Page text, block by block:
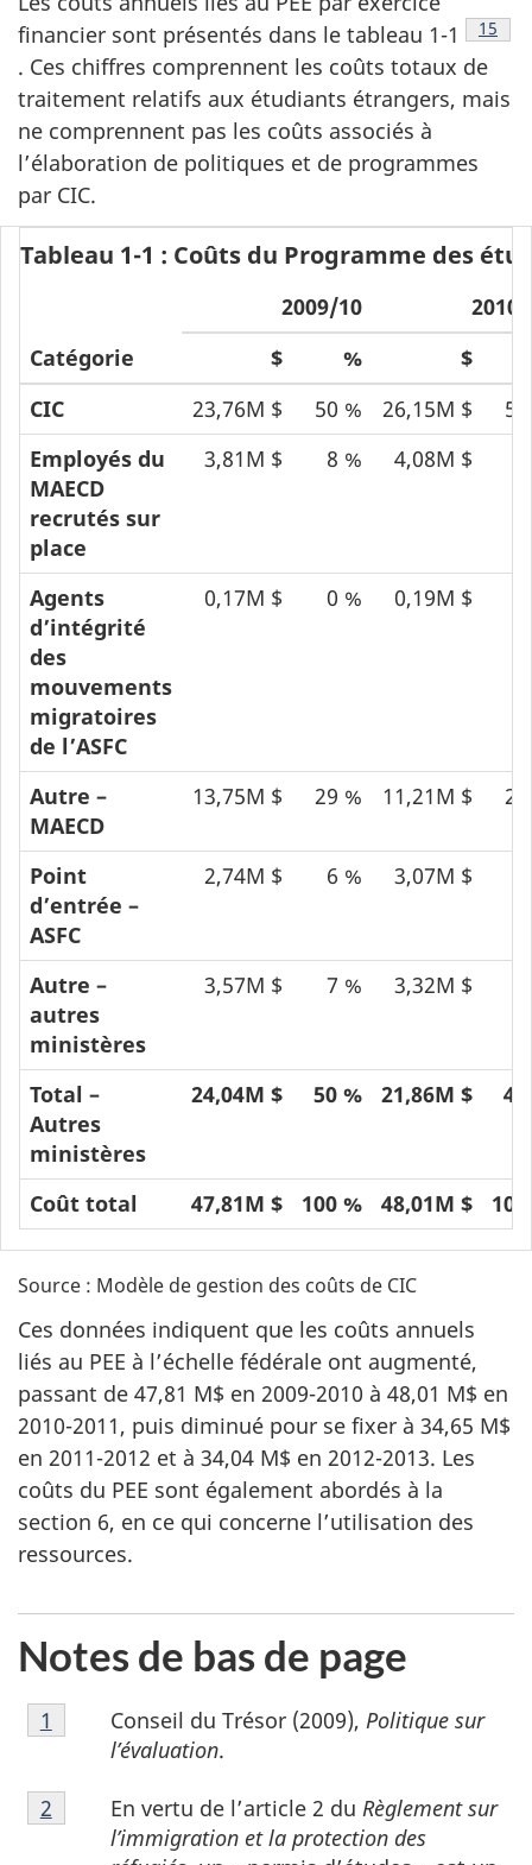
financier sont présentés dans le tableau 1-1
Note
15
. Ces chiffres comprennent les coûts totaux de
traitement relatifs aux étudiants étrangers, mais
ne comprennent pas les coûts associés à
l’élaboration de politiques et de programmes
par CIC.
Tableau 1-1 : Coûts du Programme des
Catégorie
2009/10
$
%
$
CIC
23,76M $ 50 % 26,15M $
Employés du
MAECD
recrutés sur
place
3,81M $ 8 % 4,08M $
Agents
d’intégrité
des
mouvements
migratoires
de l’ASFC
0,17M $ 0 % 0,19M $
Autre –
MAECD
13,75M $ 29 % 11,21M $
Point
d’entrée –
ASFC
2,74M $ 6 % 3,07M $
Autre –
autres
ministères
3,57M $ 7 % 3,32M $
Total –
Autres
ministères
24,04M $ 50 % 21,86M $
Coût total 47,81M $ 100 % 48,01M $
Source : Modèle de gestion des coûts de CIC
Ces données indiquent que les coûts annuels
liés au PEE à l’échelle fédérale ont augmenté,
passant de 47,81 M$ en 2009-2010 à 48,01 M$ en
2010-2011, puis diminué pour se fixer à 34,65 M$
en 2011-2012 et à 34,04 M$ en 2012-2013. Les
coûts du PEE sont également abordés à la
section 6, en ce qui concerne l’utilisation des
ressources.
Notes de bas de page
Notes
de
de
page
Conseil du Trésor (2009), Politique sur
l’évaluation.
Retour à la référence de la note de bas de page
1
Notes
de
En vertu de l’article 2 du Règlement sur
l’immigration et la protection des
Retour à la référence de la note de bas de page
2